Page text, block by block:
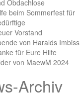
Obdachlose
beim Sommerfest für
Vorstand
von Haralds Imbiss
für Eure Hilfe
von MaewM 2024
Archiv